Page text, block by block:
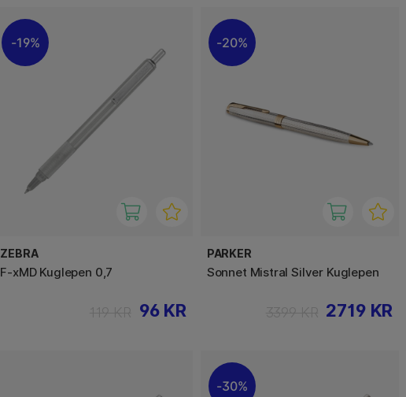
19%
ZEBRA
F-xMD Kuglepen 0,7
96 KR
20%
PARKER
Sonnet Mistral Silver Kuglepen
2719 KR
30%